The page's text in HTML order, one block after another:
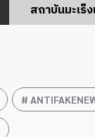
สถาบันมะเร็